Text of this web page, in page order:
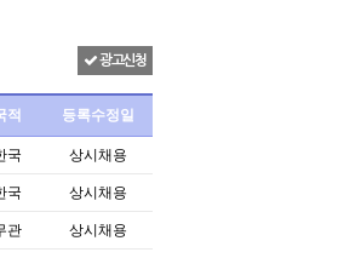
광고신청
적 등록수정일
국 상시채용
국 상시채용
관 상시채용